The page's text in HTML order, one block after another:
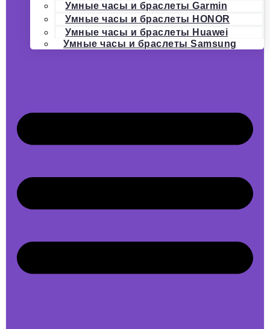
Умные часы и браслеты Garmin
Умные часы и браслеты HONOR
Умные часы и браслеты Huawei
Умные часы и браслеты Samsung